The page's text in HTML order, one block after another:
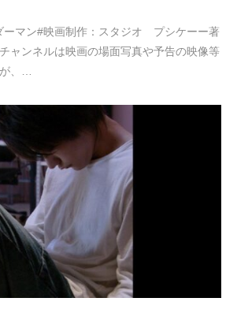
ーマン#映画制作：スタジオ プシケーー著
ャンネルは映画の場面写真や予告の映像等
、…